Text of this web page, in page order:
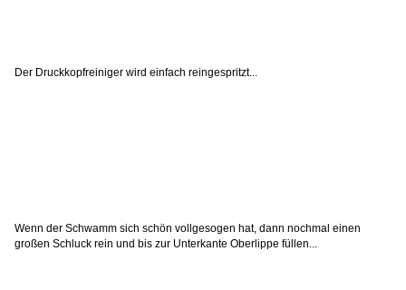
Der Druckkopfreiniger wird einfach reingespritzt...
Wenn der Schwamm sich schön vollgesogen hat, dann nochmal einen
großen Schluck rein und bis zur Unterkante Oberlippe füllen...